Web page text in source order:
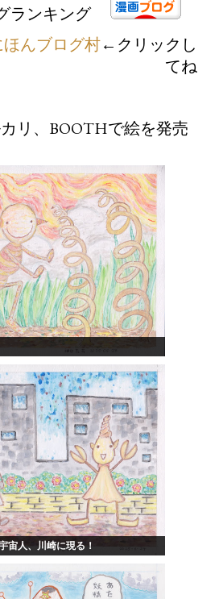
ランキング
ほんブログ村←クリックし
てね
リ、BOOTHで絵を発売
宇宙人、川崎に現る！